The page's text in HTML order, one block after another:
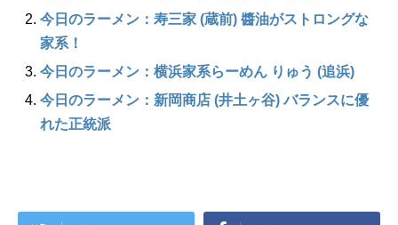
今日のラーメン：寿三家 (蔵前) 醬油がストロングな
家系！
今日のラーメン：横浜家系らーめん りゅう (追浜)
今日のラーメン：新岡商店 (井土ヶ谷) バランスに優
れた正統派